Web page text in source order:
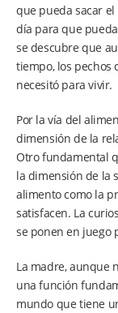
que pueda sacar
día para que
se descubre que
tiempo, los pechos
necesitó para vivir.
Por la vía del
dimensión de la
Otro fundamental
la dimensión de la
alimento como la
satisfacen. La
se ponen en juego
La madre, aunque
una función
mundo que tiene